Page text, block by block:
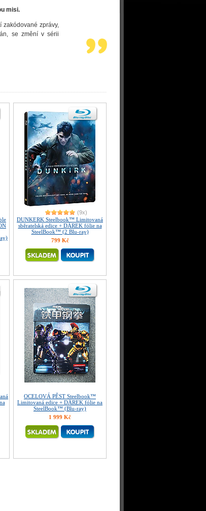
misi.
zprávy,
se změní v sérii
(9x)
DUNKERK Steelbook™ Limitovaná
sběratelská edice + DÁREK fólie na
SteelBook™ (2 Blu-ray)
799 Kč
OCELOVÁ PĚST Steelbook™
Limitovaná edice + DÁREK fólie na
SteelBook™ (Blu-ray)
1 999 Kč